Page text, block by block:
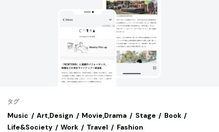
タグ
Music Art,Design Movie,Drama Stage
Book
Life&Society
Work Travel Fashion